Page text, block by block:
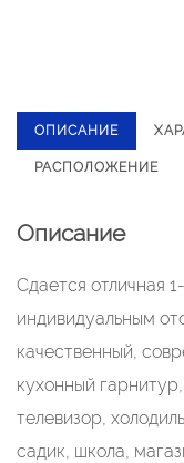
ОПИСАНИЕ
РАСПОЛОЖЕНИЕ
Описание
Сдается отличная
индивидуальным
качественный,
кухонный
телевизор,
садик, школа,